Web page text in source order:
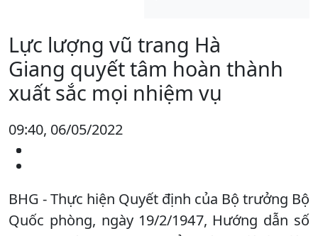
Lực lượng vũ trang Hà
Giang quyết tâm hoàn thành
xuất sắc mọi nhiệm vụ
09:40, 06/05/2022
BHG - Thực hiện Quyết định của Bộ trưởng Bộ
Quốc phòng, ngày 19/2/1947, Hướng dẫn số